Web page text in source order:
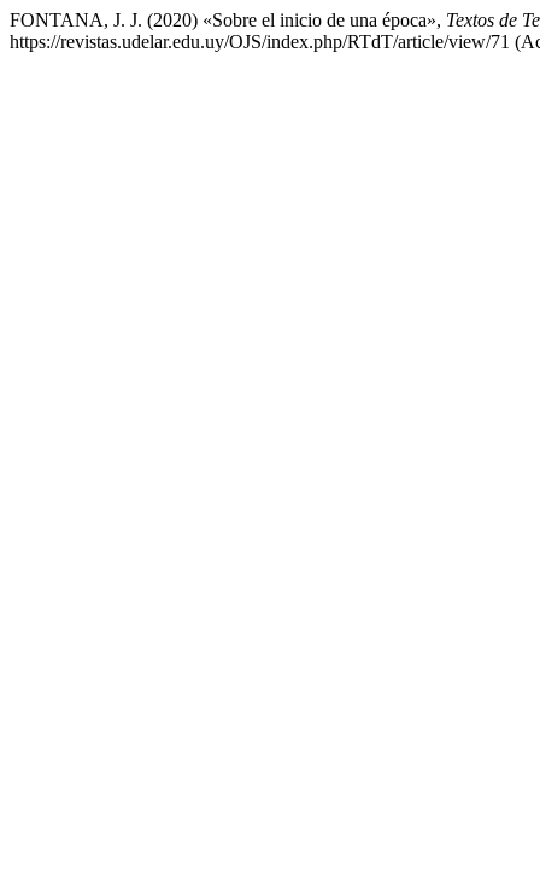
FONTANA, J. J. (2020) «Sobre el inicio de una época», Textos de
https://revistas.udelar.edu.uy/OJS/index.php/RTdT/article/view/71